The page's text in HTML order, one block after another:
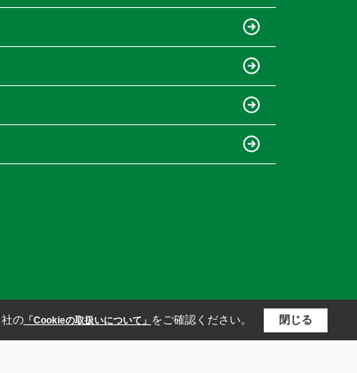
の「Cookieの取扱いについて」 をご確認ください。 閉じる